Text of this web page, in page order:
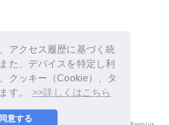
アクセス履歴に基づく統
た、デバイスを特定し利
クッキー（Cookie）、タ
す。
>>詳しくはこちら
同意する